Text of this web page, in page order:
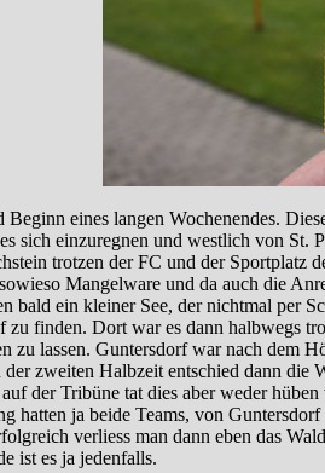
eines langen Wochenendes.
sich einzuregnen und westlich von
trotzen der FC und der Sportplatz
Mangelware und da auch die
bald ein kleiner See, der nichtmal per
finden. Dort war es dann halbwegs
zu lassen. Guntersdorf war nach dem
zweiten Halbzeit entschied dann
der Tribüne tat dies aber weder
hatten ja beide Teams, von
verliess man dann eben das
ist es ja jedenfalls.